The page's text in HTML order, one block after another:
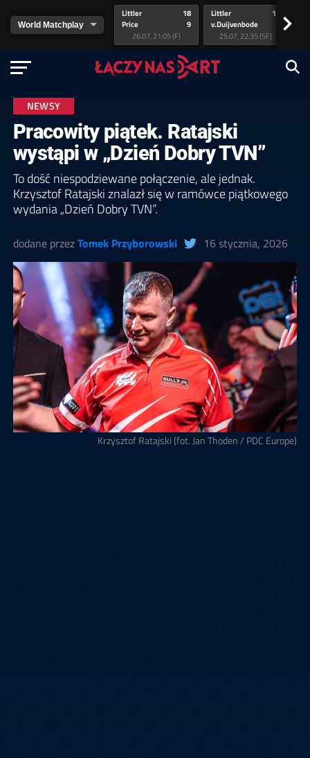
Littler
Price
18
9
26.07, 21:05 (F)
Littler
v.Duijvenbode
17
25.07, 22:35 (SF)
>
NEWSY
Pracowity piątek. Ratajski
wystąpi w „Dzień Dobry TVN”
To dość niespodziewane połączenie, ale jednak.
Krzysztof Ratajski znalazł się w ramówce piątkowego
wydania „Dzień Dobry TVN”.
dodane przezTomek Przyborowski 16 stycznia, 2026
Krzysztof Ratajski (fot. Jan Thoden / PDC Europe)